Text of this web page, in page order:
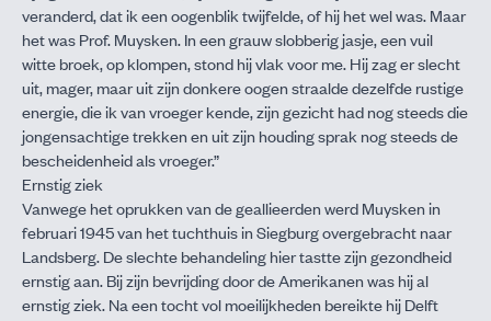
veranderd, dat ik een oogenblik twijfelde, of hij het wel was. Maar
het was Prof. Muysken. In een grauw slobberig jasje, een vuil
witte broek, op klompen, stond hij vlak voor me. Hij zag er slecht
uit, mager, maar uit zijn donkere oogen straalde dezelfde rustige
energie, die ik van vroeger kende, zijn gezicht had nog steeds die
jongensachtige trekken en uit zijn houding sprak nog steeds de
bescheidenheid als vroeger.”
Ernstig ziek
Vanwege het oprukken van de geallieerden werd Muysken in
februari 1945 van het tuchthuis in Siegburg overgebracht naar
Landsberg. De slechte behandeling hier tastte zijn gezondheid
ernstig aan. Bij zijn bevrijding door de Amerikanen was hij al
ernstig ziek. Na een tocht vol moeilijkheden bereikte hij Delft